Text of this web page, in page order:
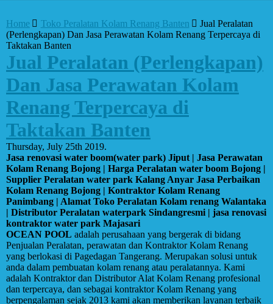
Home Toko Peralatan Kolam Renang Banten
Jual Peralatan
(Perlengkapan) Dan Jasa Perawatan Kolam Renang Terpercaya di
Taktakan Banten
Jual Peralatan (Perlengkapan)
Dan Jasa Perawatan Kolam
Renang Terpercaya di
Taktakan Banten
Thursday, July 25th 2019.
Jasa renovasi water boom(water park) Jiput | Jasa Perawatan
Kolam Renang Bojong | Harga Peralatan water boom Bojong |
Supplier Peralatan water park Kalang Anyar Jasa Perbaikan
Kolam Renang Bojong | Kontraktor Kolam Renang
Panimbang | Alamat Toko Peralatan Kolam renang Walantaka
| Distributor Peralatan waterpark Sindangresmi | jasa renovasi
kontraktor water park Majasari
OCEAN POOL adalah perusahaan yang bergerak di bidang
Penjualan Peralatan, perawatan dan Kontraktor Kolam Renang
yang berlokasi di Pagedagan Tangerang. Merupakan solusi untuk
anda dalam pembuatan kolam renang atau peralatannya. Kami
adalah Kontraktor dan Distributor Alat Kolam Renang profesional
dan terpercaya, dan sebagai kontraktor Kolam Renang yang
berpengalaman sejak 2013 kami akan memberikan layanan terbaik